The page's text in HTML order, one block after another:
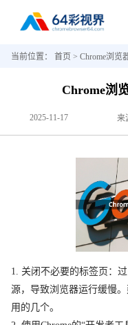
当前位置： 首页 > Chrome浏览
Chrome浏
2025-11-17 来
1. 关闭不必要的标签页：
源，导致浏览器运行缓慢
用的几个。